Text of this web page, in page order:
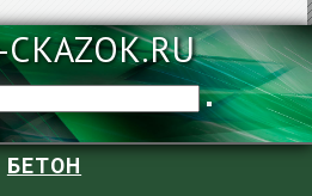
MIR-
БЕТОН